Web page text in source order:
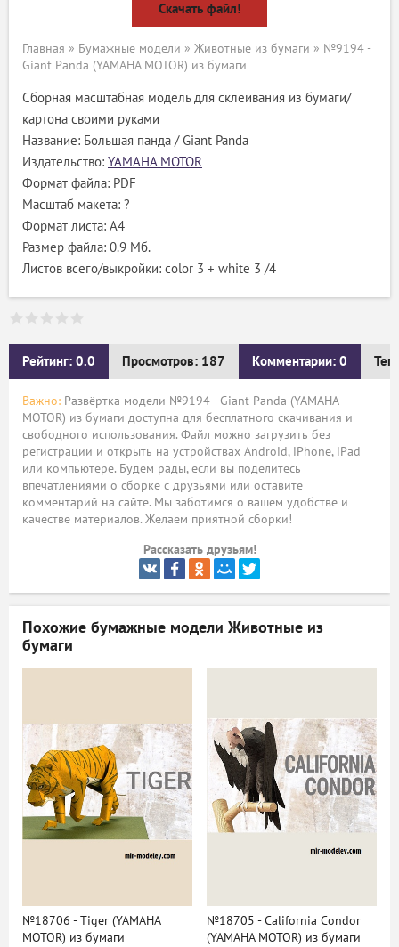
Скачать файл!
Главная » Бумажные модели » Животные из бумаги » №9194 -
Giant Panda (YAMAHA MOTOR) из бумаги
Сборная масштабная модель для склеивания из бумаги/
картона своими руками
Название: Большая панда / Giant Panda
Издательство: YAMAHA MOTOR
Формат файла: PDF
Масштаб макета: ?
Формат листа: А4
Размер файла: 0.9 Мб.
Листов всего/выкройки: color 3 + white 3 /4
Рейтинг: 0.0 Просмотров: 187 Комментарии: 0
Важно: Развёртка модели №9194 - Giant Panda (YAMAHA
MOTOR) из бумаги доступна для бесплатного скачивания и
свободного использования. Файл можно загрузить без
регистрации и открыть на устройствах Android, iPhone, iPad
или компьютере. Будем рады, если вы поделитесь
впечатлениями о сборке с друзьями или оставите
комментарий на сайте. Мы заботимся о вашем удобстве и
качестве материалов. Желаем приятной сборки!
Рассказать друзьям!
Похожие бумажные модели Животные из
бумаги
№18706 - Tiger (YAMAHA
MOTOR) из бумаги
№18705 - California Condor
(YAMAHA MOTOR) из бумаги